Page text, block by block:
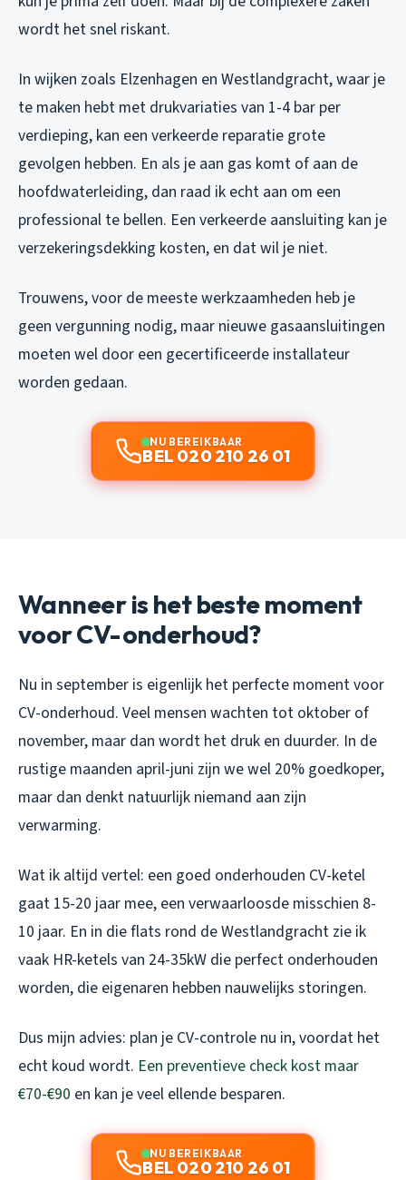
wordt het snel riskant.
In wijken zoals Elzenhagen en Westlandgracht, waar je
te maken hebt met drukvariaties van 1-4 bar per
verdieping, kan een verkeerde reparatie grote
gevolgen hebben. En als je aan gas komt of aan de
hoofdwaterleiding, dan raad ik echt aan om een
professional te bellen. Een verkeerde aansluiting kan je
verzekeringsdekking kosten, en dat wil je niet.
Trouwens, voor de meeste werkzaamheden heb je
geen vergunning nodig, maar nieuwe gasaansluitingen
moeten wel door een gecertificeerde installateur
worden gedaan.
NU BEREIKBAAR
BEL 020 210 26 01
Wanneer is het beste moment
voor CV-onderhoud?
Nu in september is eigenlijk het perfecte moment voor
CV-onderhoud. Veel mensen wachten tot oktober of
november, maar dan wordt het druk en duurder. In de
rustige maanden april-juni zijn we wel 20% goedkoper,
maar dan denkt natuurlijk niemand aan zijn
verwarming.
Wat ik altijd vertel: een goed onderhouden CV-ketel
gaat 15-20 jaar mee, een verwaarloosde misschien 8-
10 jaar. En in die flats rond de Westlandgracht zie ik
vaak HR-ketels van 24-35kW die perfect onderhouden
worden, die eigenaren hebben nauwelijks storingen.
Dus mijn advies: plan je CV-controle nu in, voordat het
echt koud wordt. Een preventieve check kost maar
€70-€90 en kan je veel ellende besparen.
NU BEREIKBAAR
BEL 020 210 26 01